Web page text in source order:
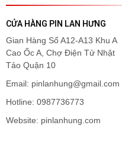
CỬA HÀNG PIN LAN HƯNG
Gian Hàng Số A12-A13 Khu A
Cao Ốc A, Chợ Điện Tử Nhật
Tảo Quận 10
Email: pinlanhung@gmail.com
Hotline: 0987736773
Website: pinlanhung.com